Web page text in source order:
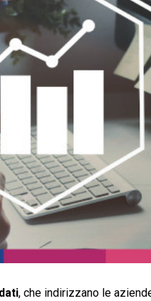
, che indirizzano le